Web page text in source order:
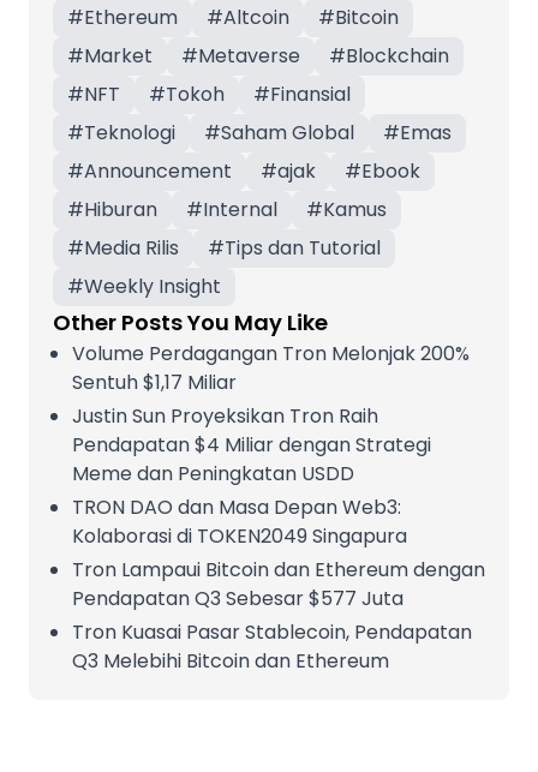
#Ethereum #Altcoin #Bitcoin
#Market #Metaverse #Blockchain
#NFT #Tokoh #Finansial
#Teknologi #Saham Global #Emas
#Announcement #ajak #Ebook
#Hiburan #Internal #Kamus
#Media Rilis #Tips dan Tutorial
#Weekly Insight
Other Posts You May Like
Volume Perdagangan Tron Melonjak 200%
Sentuh $1,17 Miliar
Justin Sun Proyeksikan Tron Raih
Pendapatan $4 Miliar dengan Strategi
Meme dan Peningkatan USDD
TRON DAO dan Masa Depan Web3:
Kolaborasi di TOKEN2049 Singapura
Tron Lampaui Bitcoin dan Ethereum dengan
Pendapatan Q3 Sebesar $577 Juta
Tron Kuasai Pasar Stablecoin, Pendapatan
Q3 Melebihi Bitcoin dan Ethereum